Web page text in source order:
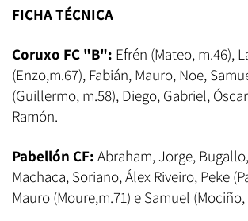
FICHA TÉCNICA
Coruxo FC "B": Efrén (Mateo, m.46),
(Enzo,m.67), Fabián, Mauro, Noe,
(Guillermo, m.58), Diego, Gabriel,
Ramón.
Pabellón CF: Abraham, Jorge,
Machaca, Soriano, Álex Riveiro, Peke
Mauro (Moure,m.71) e Samuel (Mociño,